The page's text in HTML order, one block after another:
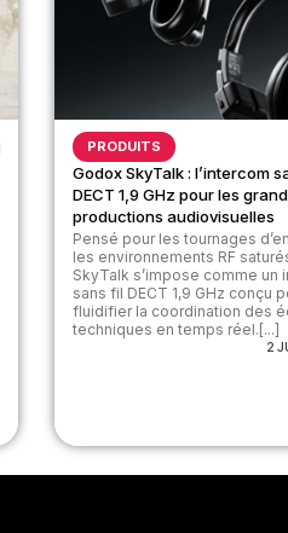
PRODUITS
Godox SkyTalk : l’intercom
DECT 1,9 GHz pour les
productions audiovisuelles
Pensé pour les tournages
les environnements RF
SkyTalk s’impose comme un
sans fil DECT 1,9 GHz conçu
fluidifier la coordination des
techniques en temps réel.[...]
2